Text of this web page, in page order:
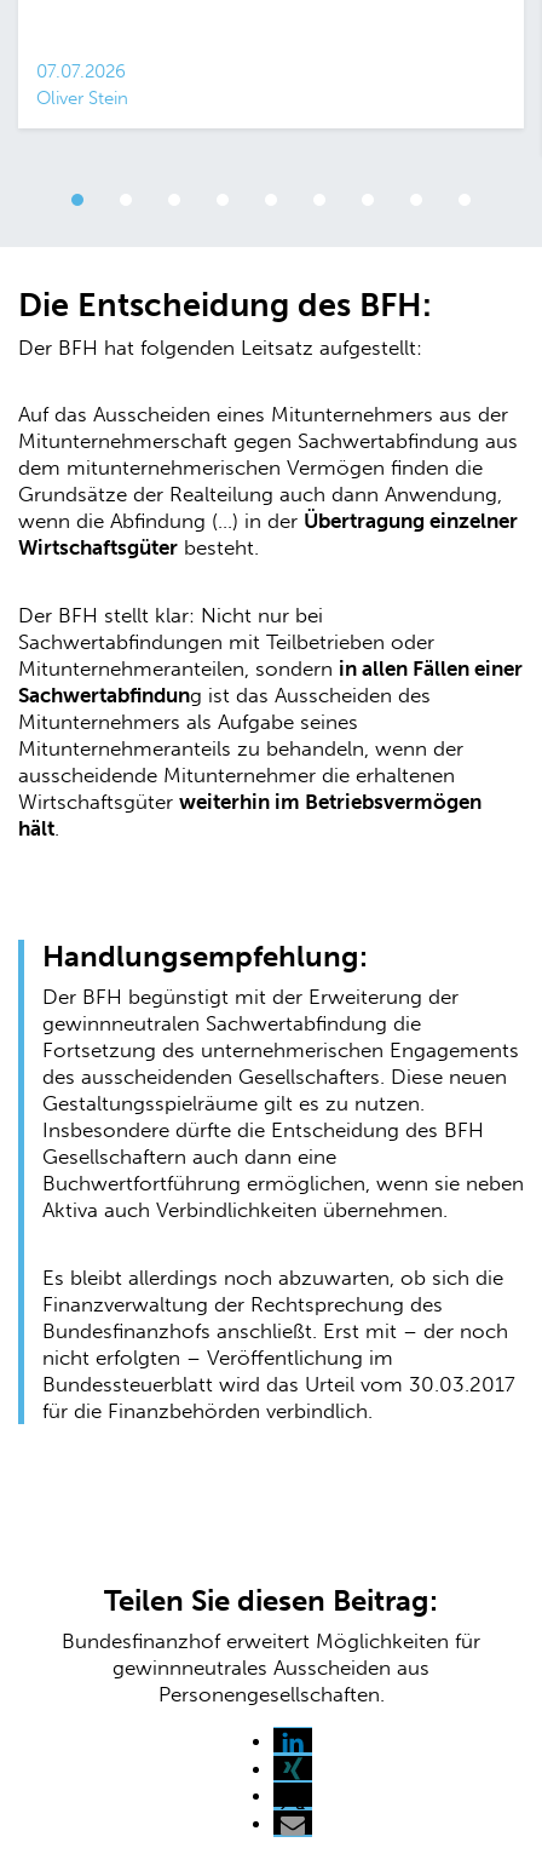
07.07.2026
Oliver Stein
Die Entscheidung des BFH:
Der BFH hat folgenden Leitsatz aufgestellt:
Auf das Ausscheiden eines Mitunternehmers aus der
Mitunternehmerschaft gegen Sachwertabfindung aus
dem mitunternehmerischen Vermögen finden die
Grundsätze der Realteilung auch dann Anwendung,
wenn die Abfindung (…) in der Übertragung einzelner
Wirtschaftsgüter besteht.
Der BFH stellt klar: Nicht nur bei
Sachwertabfindungen mit Teilbetrieben oder
Mitunternehmeranteilen, sondern in allen Fällen einer
Sachwertabfindung ist das Ausscheiden des
Mitunternehmers als Aufgabe seines
Mitunternehmeranteils zu behandeln, wenn der
ausscheidende Mitunternehmer die erhaltenen
Wirtschaftsgüter weiterhin im Betriebsvermögen
hält
Handlungsempfehlung:
Der BFH begünstigt mit der Erweiterung der
gewinnneutralen Sachwertabfindung die
Fortsetzung des unternehmerischen Engagements
des ausscheidenden Gesellschafters. Diese neuen
Gestaltungsspielräume gilt es zu nutzen.
Insbesondere dürfte die Entscheidung des BFH
Gesellschaftern auch dann eine
Buchwertfortführung ermöglichen, wenn sie neben
Aktiva auch Verbindlichkeiten übernehmen.
Es bleibt allerdings noch abzuwarten, ob sich die
Finanzverwaltung der Rechtsprechung des
Bundesfinanzhofs anschließt. Erst mit – der noch
nicht erfolgten – Veröffentlichung im
Bundessteuerblatt wird das Urteil vom 30.03.2017
für die Finanzbehörden verbindlich.
Teilen Sie diesen Beitrag:
Bundesfinanzhof erweitert Möglichkeiten für
gewinnneutrales Ausscheiden aus
Personengesellschaften.